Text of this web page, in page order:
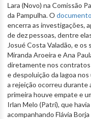
Lara (Novo) na Comissão
da Pampulha. O documento
encerra as investigações,
de dez pessoas, dentre
Josué Costa Valadão, e
Miranda Aroeira e Ana
diretamente nos contratos
e despoluição da lagoa
a rejeição ocorreu durante
primeira houve empate e
Irlan Melo (Patri), que
acompanhando Flávia